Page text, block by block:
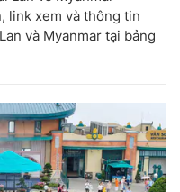
link xem và thông tin
và Myanmar tại bảng